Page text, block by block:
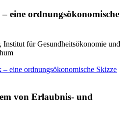
eine ordnungsökonomische
Institut für Gesundheitsökonomie und
eine ordnungsökonomische Skizze
von Erlaubnis- und